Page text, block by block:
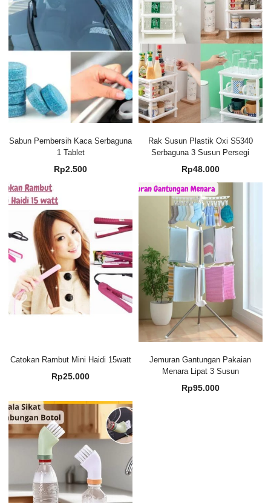
Sabun Pembersih Kaca Serbaguna
1 Tablet
Rp2.500
Rak Susun Plastik Oxi S5340
Serbaguna 3 Susun Persegi
Rp48.000
Catokan Rambut Mini Haidi 15watt
Rp25.000
Jemuran Gantungan Pakaian
Menara Lipat 3 Susun
Rp95.000